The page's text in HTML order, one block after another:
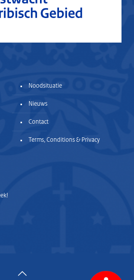
Noodsituatie
Nieuws
Contact
Terms, Conditions & Privacy